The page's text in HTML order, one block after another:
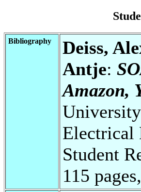
Bibliography
Deiss,
Antje:
Amazon,
Electrical
Student
115